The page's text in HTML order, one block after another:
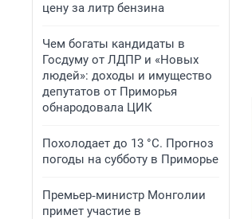
цену за литр бензина
Чем богаты кандидаты в
Госдуму от ЛДПР и «Новых
людей»: доходы и имущество
депутатов от Приморья
обнародовала ЦИК
Похолодает до 13 °C. Прогноз
погоды на субботу в Приморье
Премьер‑министр Монголии
примет участие в